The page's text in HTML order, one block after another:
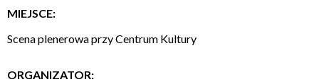
MIEJSCE:
Scena plenerowa przy Centrum Kultury
ORGANIZATOR: